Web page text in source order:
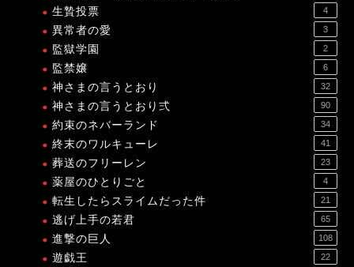
生贄投票 4
異常者の愛 3
監獄学園 2
監禁嬢 6
神さまの言うとおり 32
神さまの言うとおり弍 90
約束のネバーランド 34
終末のワルキューレ 41
葬送のフリーレン 23
薬屋のひとりごと 4
転生したらスライムだった件 21
逃げ上手の若君 65
進撃の巨人 108
遊戯王 22